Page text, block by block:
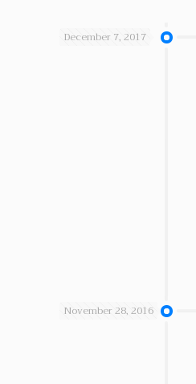
December 7, 2017
November 28, 2016